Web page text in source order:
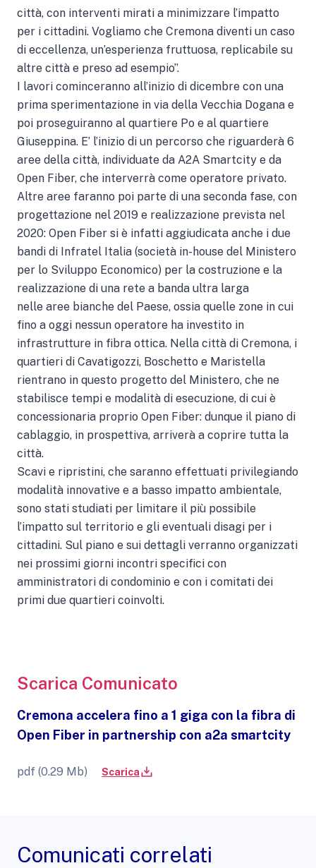
città, con interventi mirati a minimizzare l’impatto
per i cittadini. Vogliamo che Cremona diventi un caso
di eccellenza, un’esperienza fruttuosa, replicabile su
altre città e preso ad esempio”.
I lavori cominceranno all’inizio di dicembre con una
prima sperimentazione in via della Vecchia Dogana e
poi proseguiranno al quartiere Po e al quartiere
Giuseppina. E’ l’inizio di un percorso che riguarderà 6
aree della città, individuate da A2A Smartcity e da
Open Fiber, che interverrà come operatore privato.
Altre aree faranno poi parte di una seconda fase, con
progettazione nel 2019 e realizzazione prevista nel
2020: Open Fiber si è infatti aggiudicata anche i due
bandi di Infratel Italia (società in-house del Ministero
per lo Sviluppo Economico) per la costruzione e la
realizzazione di una rete a banda ultra larga
nelle aree bianche del Paese, ossia quelle zone in cui
fino a oggi nessun operatore ha investito in
infrastrutture in fibra ottica. Nella città di Cremona, i
quartieri di Cavatigozzi, Boschetto e Maristella
rientrano in questo progetto del Ministero, che ne
stabilisce tempi e modalità di esecuzione, di cui è
concessionaria proprio Open Fiber: dunque il piano di
cablaggio, in prospettiva, arriverà a coprire tutta la
città.
Scavi e ripristini, che saranno effettuati privilegiando
modalità innovative e a basso impatto ambientale,
sono stati studiati per limitare il più possibile
l’impatto sul territorio e gli eventuali disagi per i
cittadini. Sul piano e sui dettagli verranno organizzati
nei prossimi giorni incontri specifici con
amministratori di condominio e con i comitati dei
primi due quartieri coinvolti.
Scarica Comunicato
Cremona accelera fino a 1 giga con la fibra di
Open Fiber in partnership con a2a smartcity
pdf (0.29 Mb) Scarica
Comunicati correlati